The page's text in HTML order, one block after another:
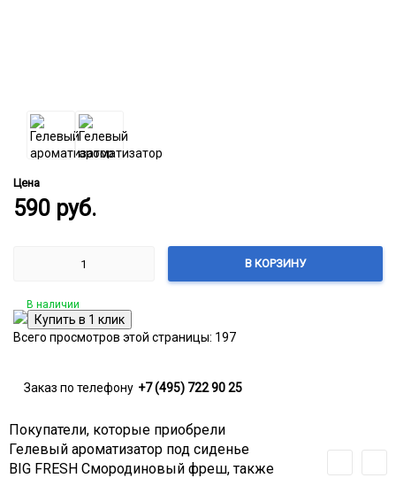
Цена
590 руб.
В КОРЗИНУ
В наличии
Всего просмотров этой страницы: 197
Заказ по телефону +7 (495) 722 90 25
Покупатели, которые приобрели
Гелевый ароматизатор под сиденье
BIG FRESH Смородиновый фреш, также